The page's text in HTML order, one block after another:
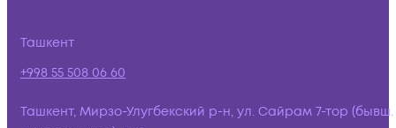
Ташкент
+998 55 508 06 60
Ташкент, Мирзо-Улугбекский р-н, ул. Сайрам 7-тор (бывш.